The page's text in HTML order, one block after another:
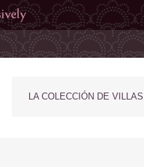
LA COLECCIÓN DE VILLAS